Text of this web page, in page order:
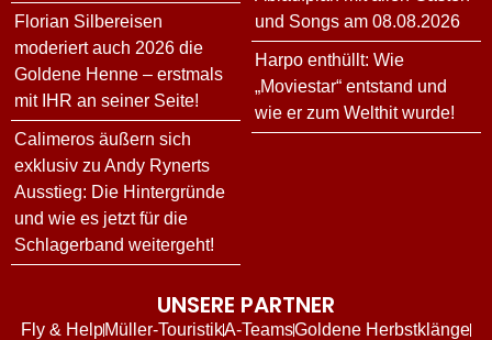
Florian Silbereisen
moderiert auch 2026 die
Goldene Henne – erstmals
mit IHR an seiner Seite!
Calimeros äußern sich
exklusiv zu Andy Rynerts
Ausstieg: Die Hintergründe
und wie es jetzt für die
Schlagerband weitergeht!
und Songs am 08.08.2026
Harpo enthüllt: Wie
„Moviestar“ entstand und
wie er zum Welthit wurde!
UNSERE PARTNER
Fly & HelpMüller-TouristikA-TeamsGoldene Herbstklänge